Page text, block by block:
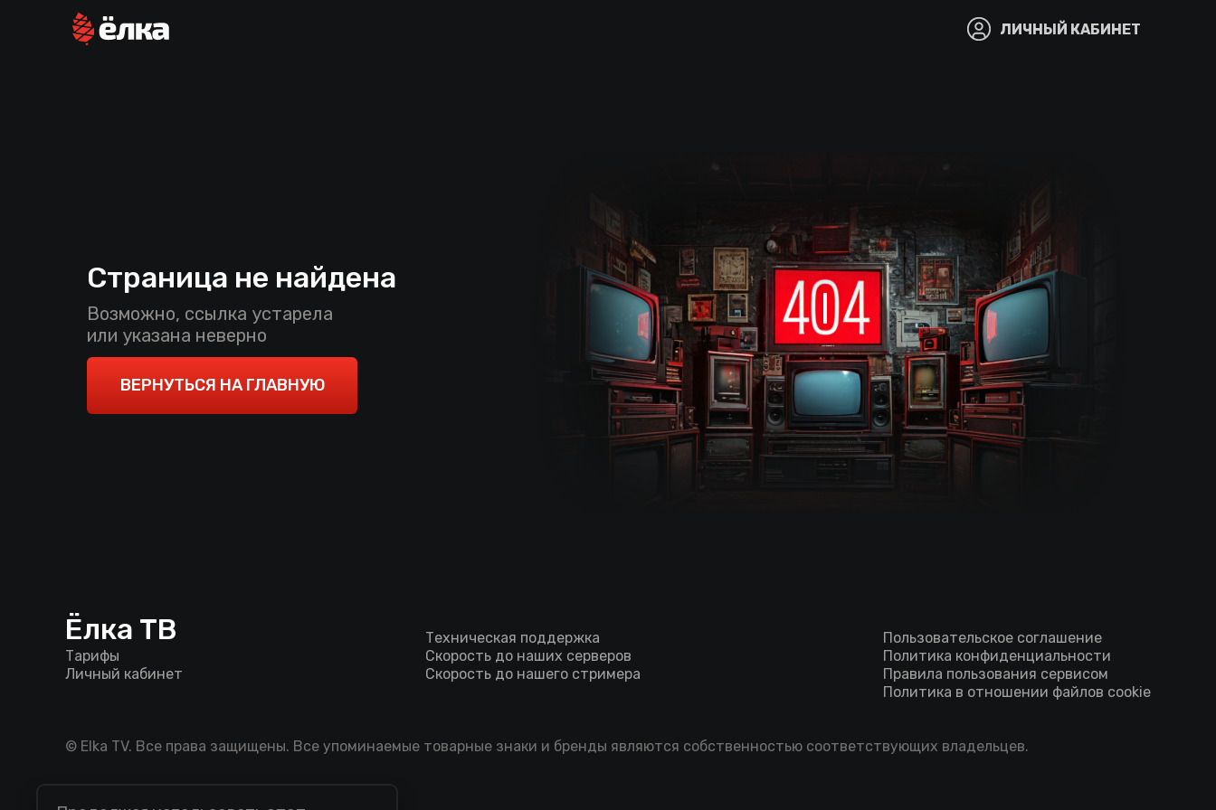
ЛИЧНЫЙ КАБИНЕТ
Страница не найдена
Возможно, ссылка устарела
или указана неверно
ВЕРНУТЬСЯ НА ГЛАВНУЮ
Ёлка ТВ
Тарифы
Личный кабинет
Техническая поддержка
Скорость до наших серверов
Скорость до нашего стримера
Пользовательское соглашение
Политика конфиденциальности
Правила пользования сервисом
Политика в отношении файлов cookie
© Elka TV. Все права защищены. Все упоминаемые товарные знаки и бренды являются собственностью соответствующих владельцев.